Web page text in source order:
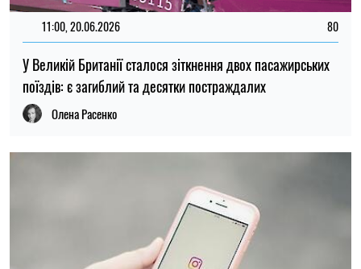
11:00, 20.06.2026 80
У Великій Британії сталося зіткнення двох пасажирських
поїздів: є загиблий та десятки постраждалих
Олена Расенко